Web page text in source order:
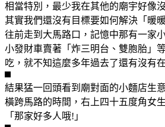
相當特別，最少我在其他的廟宇好像
其實我們還沒有目標要如何解決「暖
往前走到大馬路口，記憶中那有一家
小發財車賣著「炸三明台、雙胞胎」
吃，就不知這麼多年過去了還有沒有
結果猛一回頭看到廟對面的小麵店生
橫跨馬路的時間，右上四十五度角女
「那家好多人哦!」